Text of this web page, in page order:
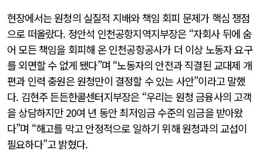
현장에서는 원청의 실질적 지배와 책임 회피 문제가 핵심 쟁점
으로 떠올랐다. 정안석 인천공항지역지부장은 “자회사 뒤에 숨
어 모든 책임을 회피해 온 인천공항공사가 더 이상 노동자 요구
를 외면할 수 없게 됐다”며 “노동자의 안전과 직결된 교대제 개
편과 인력 충원은 원청만이 결정할 수 있는 사안”이라고 말했
다. 김현주 든든한콜센터지부장은 “우리는 원청 금융사의 고객
을 상담하지만 20여 년 동안 최저임금 수준의 임금을 받아왔
다”며 “해고를 막고 안정적으로 일하기 위해 원청과의 교섭이
필요하다”고 밝혔다.